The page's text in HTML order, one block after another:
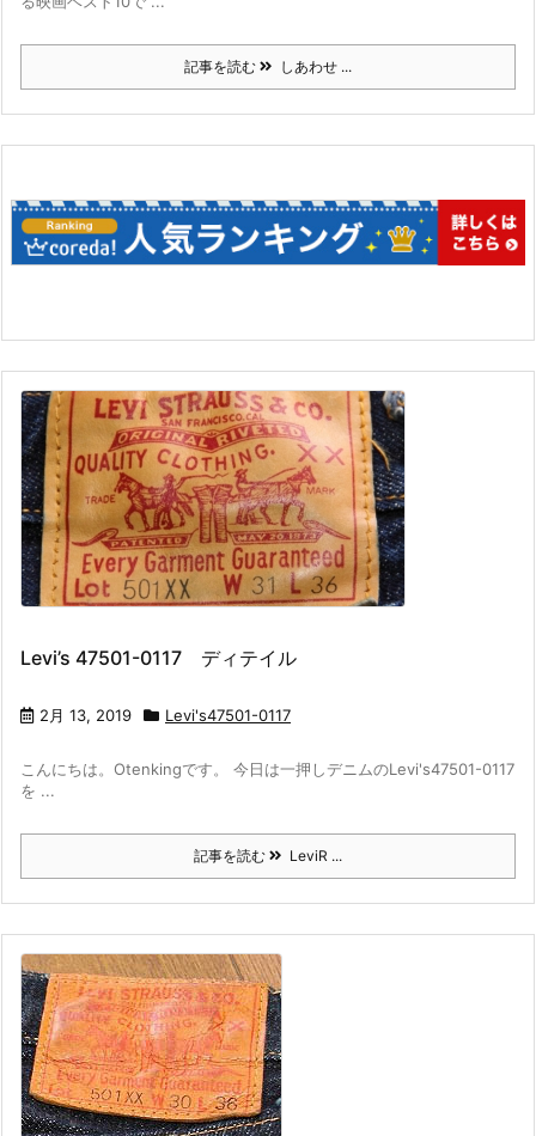
記事を読む しあわせ ...
Levi’s 47501-0117 ディテイル
2月 13, 2019 Levi's47501-0117
こんにちは。Otenkingです。 今日は一押しデニムのLevi's47501-0117
を ...
記事を読む LeviR ...